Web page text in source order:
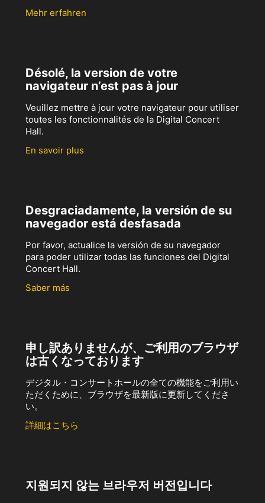
Mehr erfahren
Désolé, la version de votre
navigateur n’est pas à jour
Veuillez mettre à jour votre navigateur pour utiliser
toutes les fonctionnalités de la Digital Concert
Hall.
En savoir plus
Desgraciadamente, la versión de su
navegador está desfasada
Por favor, actualice la versión de su navegador
para poder utilizar todas las funciones del Digital
Concert Hall.
Saber más
申し訳ありませんが、ご利用のブラウザ
は古くなっております
デジタル・コンサートホールの全ての機能をご利用い
ただくために、ブラウザを最新版に更新してくださ
い。
詳細はこちら
지원되지 않는 브라우저 버전입니다